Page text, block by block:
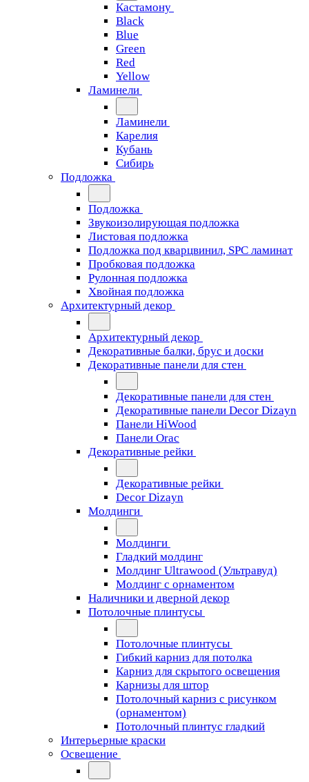
Кастамону
Black
Blue
Green
Red
Yellow
Ламинели
Ламинели
Карелия
Кубань
Сибирь
Подложка
Подложка
Звукоизолирующая подложка
Листовая подложка
Подложка под кварцвинил, SPC ламинат
Пробковая подложка
Рулонная подложка
Хвойная подложка
Архитектурный декор
Архитектурный декор
Декоративные балки, брус и доски
Декоративные панели для стен
Декоративные панели для стен
Декоративные панели Decor Dizayn
Панели HiWood
Панели Orac
Декоративные рейки
Декоративные рейки
Decor Dizayn
Молдинги
Молдинги
Гладкий молдинг
Молдинг Ultrawood (Ультравуд)
Молдинг с орнаментом
Наличники и дверной декор
Потолочные плинтусы
Потолочные плинтусы
Гибкий карниз для потолка
Карниз для скрытого освещения
Карнизы для штор
Потолочный карниз с рисунком
(орнаментом)
Потолочный плинтус гладкий
Интерьерные краски
Освещение